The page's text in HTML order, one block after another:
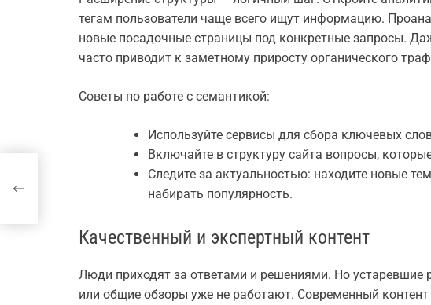
тегам пользователи чаще всего ищут информацию.
новые посадочные страницы под конкретные запросы.
часто приводит к заметному приросту органического
Советы по работе с семантикой:
Используйте сервисы для сбора ключевых
Включайте в структуру сайта вопросы,
Следите за актуальностью: находите новые
набирать популярность.
Качественный и экспертный контент
Люди приходят за ответами и решениями. Но устаревшие
или общие обзоры уже не работают. Современный контент